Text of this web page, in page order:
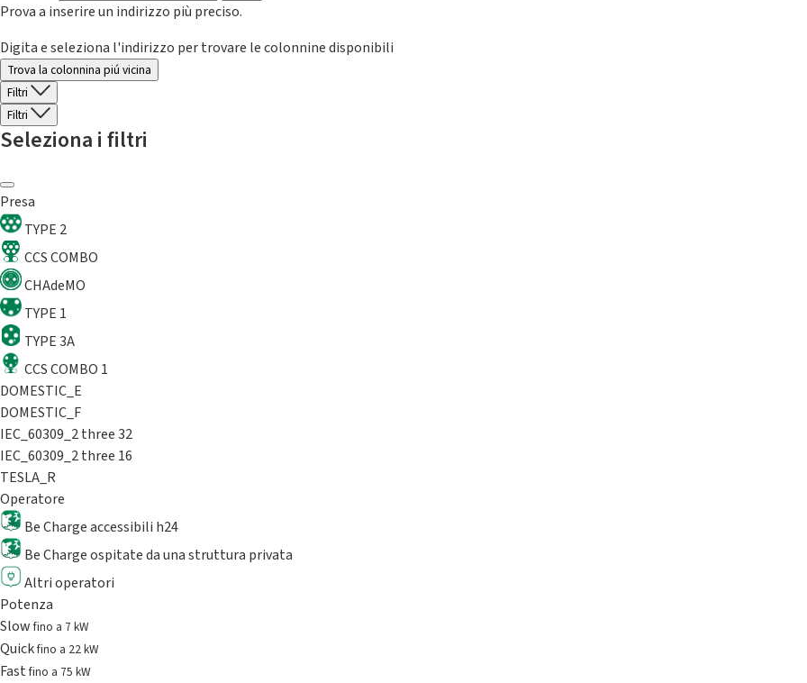
Prova a inserire un indirizzo più preciso.
Digita e seleziona l'indirizzo per trovare le colonnine disponibili
Trova la colonnina piú vicina
Filtri
Filtri
Seleziona i filtri
Presa
TYPE 2
CCS COMBO
CHAdeMO
TYPE 1
TYPE 3A
CCS COMBO 1
DOMESTIC_E
DOMESTIC_F
IEC_60309_2 three 32
IEC_60309_2 three 16
TESLA_R
Operatore
Be Charge accessibili h24
Be Charge ospitate da una struttura privata
Altri operatori
Potenza
Slowfino a 7 kW
Quickfino a 22 kW
Fastfino a 75 kW